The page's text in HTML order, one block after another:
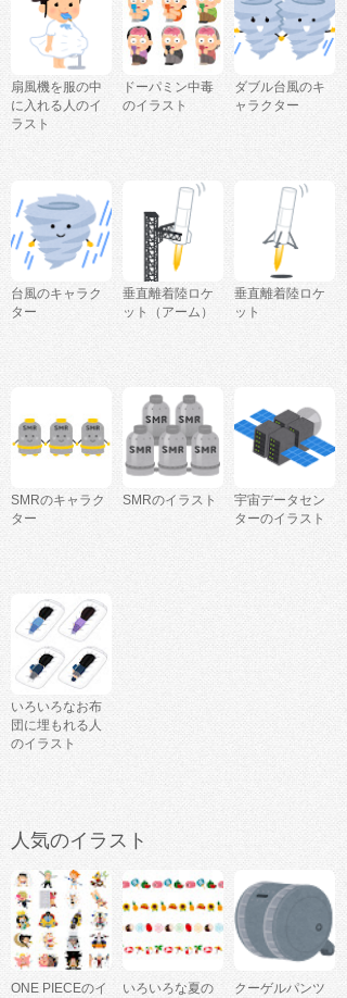
扇風機を服の中
に入れる人のイ
ラスト
ドーパミン中毒
のイラスト
ダブル台風のキ
ャラクター
台風のキャラク
ター
垂直離着陸ロケ
ット（アーム）
垂直離着陸ロケ
ット
SMRのキャラク
ター
SMRのイラスト
宇宙データセン
ターのイラスト
いろいろなお布
団に埋もれる人
のイラスト
人気のイラスト
ONE PIECEのイ
いろいろな夏の
クーゲルパンツ